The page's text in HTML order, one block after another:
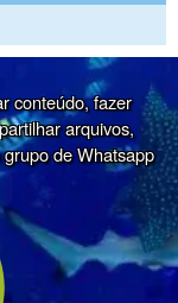
conteúdo, fazer
arquivos,
de Whatsapp